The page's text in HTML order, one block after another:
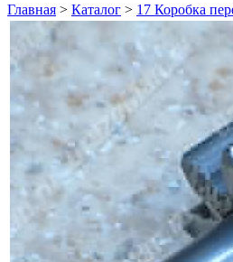
Главная > Каталог > 17 Коробка